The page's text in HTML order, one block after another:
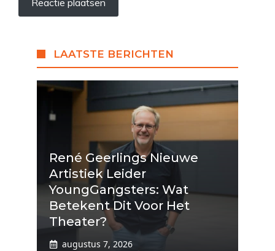
LAATSTE BERICHTEN
René Geerlings Nieuwe
Artistiek Leider
YoungGangsters: Wat
Betekent Dit Voor Het
Theater?
augustus 7, 2026